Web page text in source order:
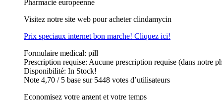
Pharmacie européenne
Visitez notre site web pour acheter clindamycin
Prix speciaux internet bon marche! Cliquez ici!
Formulaire medical: pill
Prescription requise: Aucune prescription requise (dans notre
Disponibilité: In Stock!
Note 4,70 / 5 base sur 5448 votes d’utilisateurs
Economisez votre argent et votre temps